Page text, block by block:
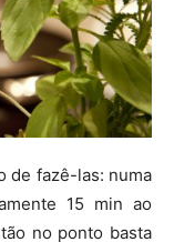
de fazê-las: numa
15 min ao
no ponto basta